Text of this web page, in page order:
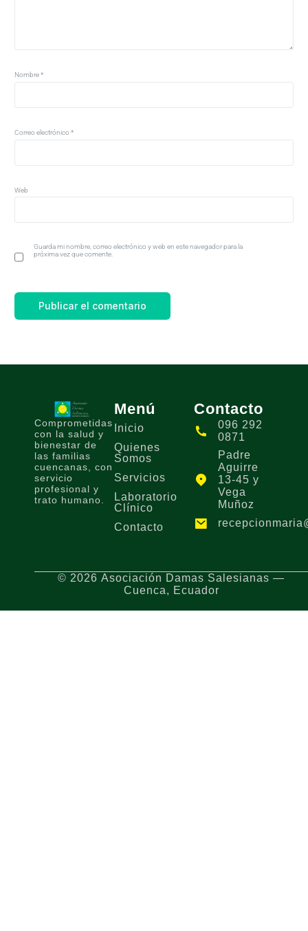
Nombre*
Correo electrónico*
Web
Guarda mi nombre, correo electrónico y web en este navegador para la
próxima vez que comente.
Comprometidas
con la salud y
bienestar de
las familias
cuencanas, con
servicio
profesional y
trato humano.
Menú
Inicio
Quienes
Somos
Servicios
Laboratorio
Clínico
Contacto
Contacto
096 292
0871
Padre
Aguirre
13-45 y
Vega
Muñoz
© 2026 Asociación Damas Salesianas —
Cuenca, Ecuador